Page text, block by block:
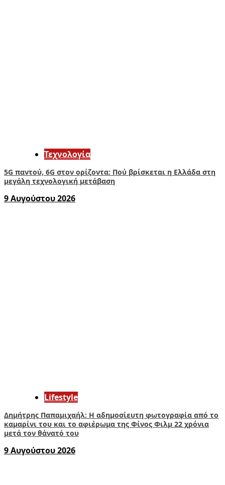
Τεχνολογία
5G παντού, 6G στον ορίζοντα: Πού βρίσκεται η Ελλάδα στη
μεγάλη τεχνολογική μετάβαση
9 Αυγούστου 2026
Lifestyle
Δημήτρης Παπαμιχαήλ: Η αδημοσίευτη φωτογραφία από το
καμαρίνι του και το αφιέρωμα της Φίνος Φιλμ 22 χρόνια
μετά τον θάνατό του
9 Αυγούστου 2026